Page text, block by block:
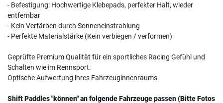
- Befestigung: Hochwertige Klebepads, perfekter Halt, wieder
entfernbar
- Kein Verfärben durch Sonneneinstrahlung
- Perfekte Materialstärke (Kein verbiegen / verformen)
Geprüfte Premium Qualität für ein sportliches Racing Gefühl und
Schalten wie im Rennsport.
Optische Aufwertung ihres Fahrzeuginnenraums.
Shift Paddles "können" an folgende Fahrzeuge passen (Bitte Fotos